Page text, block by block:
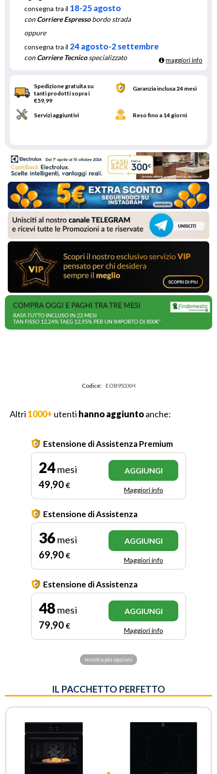
consegna tra il 18-25 agosto
conCorriere Espressobordo strada
oppure
consegna tra il 24 agosto-2 settembre
conCorriere Tecnicospecializzato maggiori info
Spedizione gratuita su
tanti prodotti sopra i
€59,99
Garanzia inclusa 24 mesi
Servizi aggiuntivi Reso fino a 14 giorni
Codice: EOB9S3XH
Altri 1000+ utenti hanno aggiuntoanche:
Estensione di Assistenza Premium
24mesi
49,90 €
AGGIUNGI
Maggiori info
Estensione di Assistenza
36 mesi
69,90 €
AGGIUNGI
Maggiori info
Estensione di Assistenza
48 mesi
79,90 €
AGGIUNGI
Maggiori info
mostra più opzioni
IL PACCHETTO PERFETTO